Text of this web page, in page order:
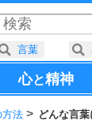
心と精神
方法 どんな言葉
言葉